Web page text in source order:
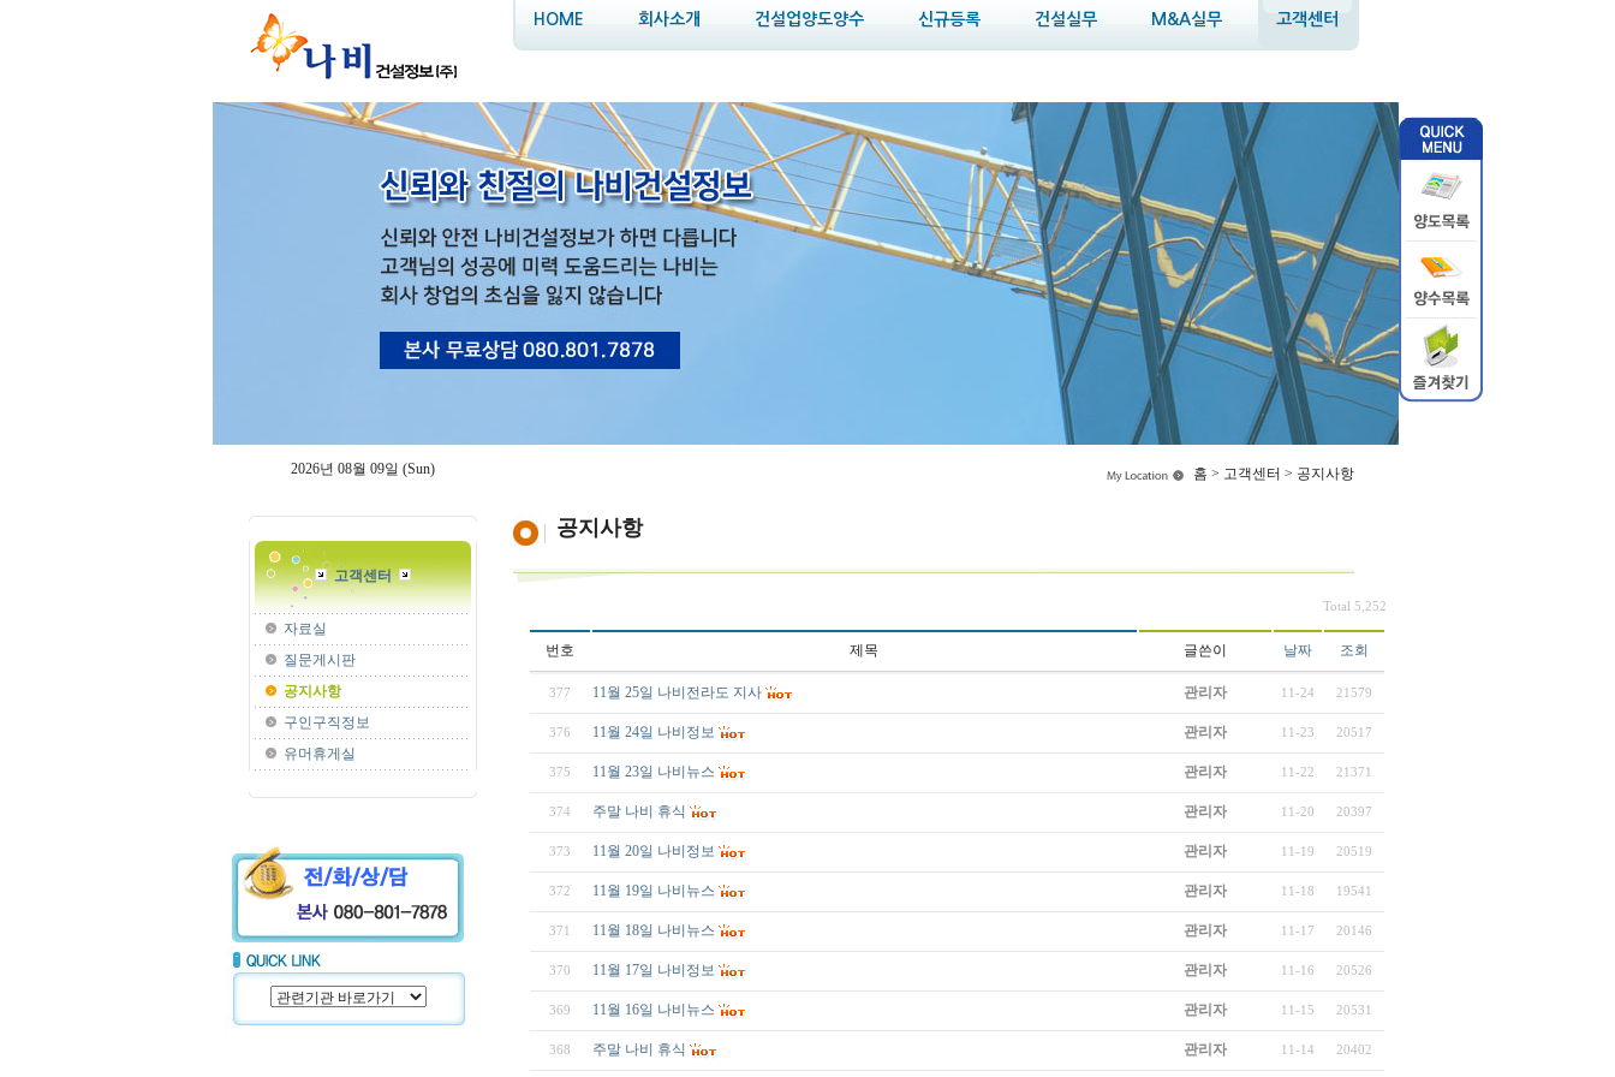
HOME 회사소개 건설업양도양수 신규등록 건설실무 M&A실무 고객센터
2026년 08월 09일 (Sun)
고객센터
자료실
질문게시판
공지사항
구인구직정보
유머휴게실
홈 > 고객센터 > 공지사항
공지사항
Total 5,252
번호 제목 글쓴이 날짜 조회
377 11월 25일 나비전라도 지사 관리자 11-24 21579
376 11월 24일 나비정보 관리자 11-23 20517
375 11월 23일 나비뉴스 관리자 11-22 21371
374 주말 나비 휴식 관리자 11-20 20397
373 11월 20일 나비정보 관리자 11-19 20519
372 11월 19일 나비뉴스 관리자 11-18 19541
371 11월 18일 나비뉴스 관리자 11-17 20146
370 11월 17일 나비정보 관리자 11-16 20526
369 11월 16일 나비뉴스 관리자 11-15 20531
368 주말 나비 휴식 관리자 11-14 20402